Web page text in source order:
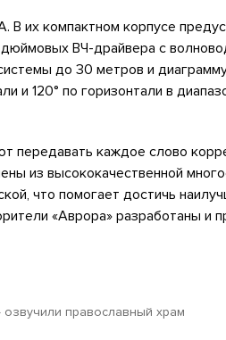
их компактном корпусе
ВЧ-драйвера с
до 30 метров и
и 120° по горизонтали в
передавать каждое слово
из высококачественной
что помогает достичь
«Аврора» разработаны и
озвучили православный храм